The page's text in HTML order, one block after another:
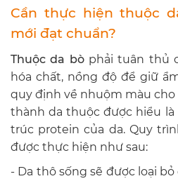
Cần thực hiện thuộc
mới đạt chuẩn?
Thuộc da bòphải tuân thủ
hóa chất, nồng độ để giữ
quy định về nhuộm màu cho
thành da thuộc được hiểu
trúc protein của da. Quy
được thực hiện như sau:
- Da thô sống sẽ được loại